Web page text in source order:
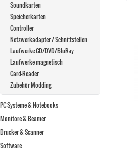
Soundkarten
Speicherkarten
Controller
Netzwerkadapter / Schnittstellen
Laufwerke CD/DVD/BluRay
Laufwerke magnetisch
Card-Reader
Zubehör Modding
PC Systeme & Notebooks
Monitore & Beamer
Drucker & Scanner
Software